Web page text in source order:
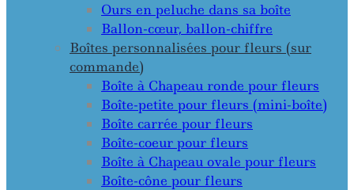
Ours en peluche dans sa boîte
Ballon-cœur, ballon-chiffre
Boîtes personnalisées pour fleurs (sur
commande)
Boîte à Chapeau ronde pour fleurs
Boîte-petite pour fleurs (mini-boîte)
Boîte carrée pour fleurs
Boîte-coeur pour fleurs
Boîte à Chapeau ovale pour fleurs
Boîte-cône pour fleurs